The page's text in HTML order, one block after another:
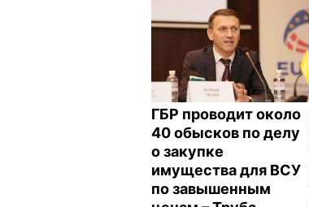
ГБР проводит около
40 обысков по делу
о закупке
имущества для ВСУ
по завышенным